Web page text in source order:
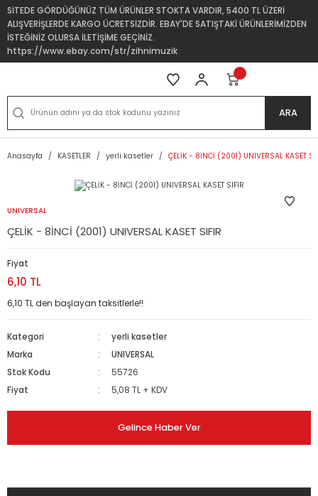
SİTEDE GÖRDÜĞÜNÜZ TÜM ÜRÜNLER STOKTA VARDIR, 5400 TL ÜZERİ
ALIŞVERİŞLERDE KARGO ÜCRETSİZDİR. EBAY'DE SATIŞTAKİ ÜRÜNLERİMİZDEN
İSTEĞİNİZ OLURSA İLETİŞİME GEÇİNİZ.
https://www.ebay.com/str/zihnimuzik
ARA
Anasayfa KASETLER yerli kasetler ÇELİK - 8İNCİ (2001) UNIVERSAL KASET
UNIVERSAL
ÇELİK - 8İNCİ (2001) UNIVERSAL KASET SIFIR
Fiyat
6,10 TL
6,10 TL den başlayan taksitlerle!!
Kategori
yerli kasetler
Marka
UNIVERSAL
Stok Kodu
55726
Fiyat
5,08 TL + KDV
Gelince Haber Ver